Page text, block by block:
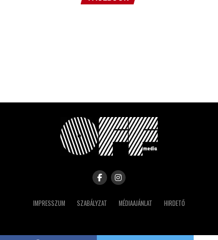
IMPRESSZUM SZABÁLYZAT MÉDIAAJÁNLAT HIRDETŐ